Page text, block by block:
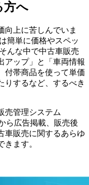
方へ
向上に苦しんでいま
簡単に価格やスペッ
んな中で中古車販売
アップ」と「車両情報
付帯商品を使って単価
りするなど、するべき
売管理システム
ら広告掲載、販売後
車販売に関するあらゆ
ます。